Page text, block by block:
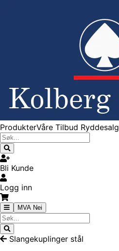
ProdukterVåre Tilbud Ryddesalg
Bli Kunde
Logg inn
MVA Nei
Slangekuplinger stål